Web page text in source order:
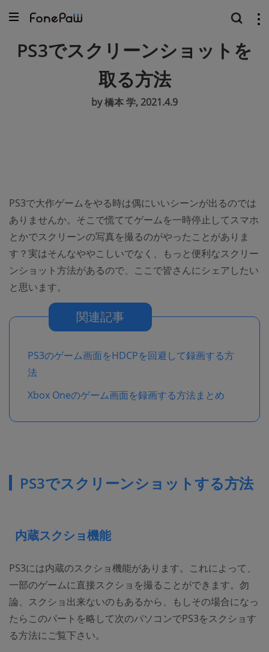
PS3でスクリーンショットを
取る方法
by 橋本 学, 2021.4.9
PS3で大作ゲームをやる時は偶にいいシーンが出るのでは
ありませんか。そこで慌ててゲームを一時停止してスマホ
とかでスクリーンの写真を撮るのがやったことがありま
す？実はそんなややこしいでなく、もっと便利なスクリー
ンショット方法があるので、ここで皆さんにシェアしたい
と思います。
関連記事
PS3のゲーム画面をHDCPを回避して録画する方
法
Xbox Oneのゲーム画面を録画する方法まとめ
PS3でスクリーンショットする方法
内蔵スクショ機能
PS3には内蔵のスクショ機能があります。これによって、
一部のゲームに直接スクショを撮ることができます。勿
論、スクショ出来ないのもあるから、もしその場合になっ
たらこのパートを略して次のパソコンでPS3をスクショす
る方法にご覧下さい。